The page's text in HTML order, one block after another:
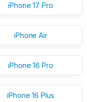
iPhone 17 Pro
iPhone Air
iPhone 16 Pro
iPhone 16 Plus